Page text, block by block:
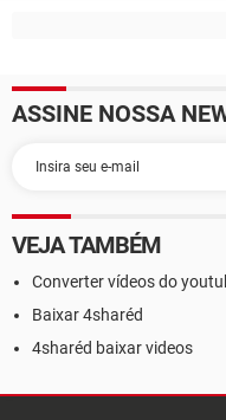
ASSINE NOSSA
VEJA TAMBÉM
Converter vídeos do
Baixar 4sharéd
4sharéd baixar videos